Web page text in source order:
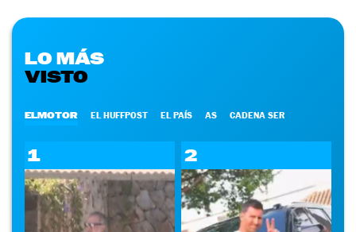
LO MÁS
VISTO
ELMOTOR EL HUFFPOST EL PAÍS AS CADENA SER
1 2